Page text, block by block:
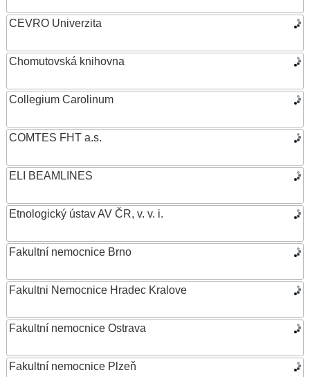
CEVRO Univerzita
Chomutovská knihovna
Collegium Carolinum
COMTES FHT a.s.
ELI BEAMLINES
Etnologický ústav AV ČR, v. v. i.
Fakultní nemocnice Brno
Fakultni Nemocnice Hradec Kralove
Fakultní nemocnice Ostrava
Fakultní nemocnice Plzeň